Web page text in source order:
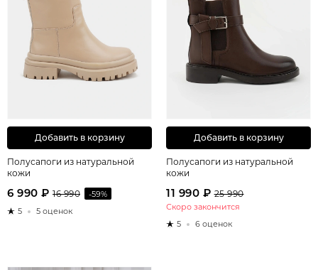
Добавить в корзину
Полусапоги из натуральной
кожи
6 990 ₽ 16 990
-59%
5
5 оценок
Добавить в корзину
Полусапоги из натуральной
кожи
11 990 ₽25 990
Скоро закончится
5
6 оценок